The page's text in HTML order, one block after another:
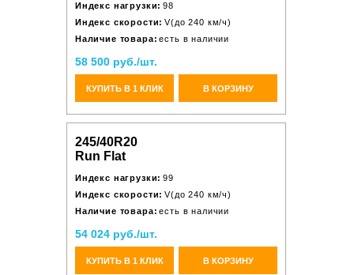
Индекс нагрузки: 98
Индекс скорости: V(до 240 км/ч)
Наличие товара: есть в наличии
58 500 руб./шт.
КУПИТЬ В 1 КЛИК В КОРЗИНУ
245/40R20
Run Flat
Индекс нагрузки: 99
Индекс скорости: V(до 240 км/ч)
Наличие товара: есть в наличии
54 024 руб./шт.
КУПИТЬ В 1 КЛИК В КОРЗИНУ